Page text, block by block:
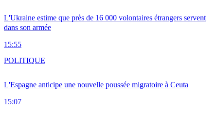
L'Ukraine estime que près de 16 000 volontaires étrangers servent
dans son armée
15:55
L'Espagne anticipe une nouvelle poussée migratoire à Ceuta
15:07
POLITIQUE